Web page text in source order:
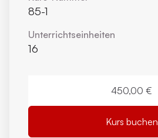
85-1
Unterrichts­einheiten
16
450,00 €
Kurs buchen